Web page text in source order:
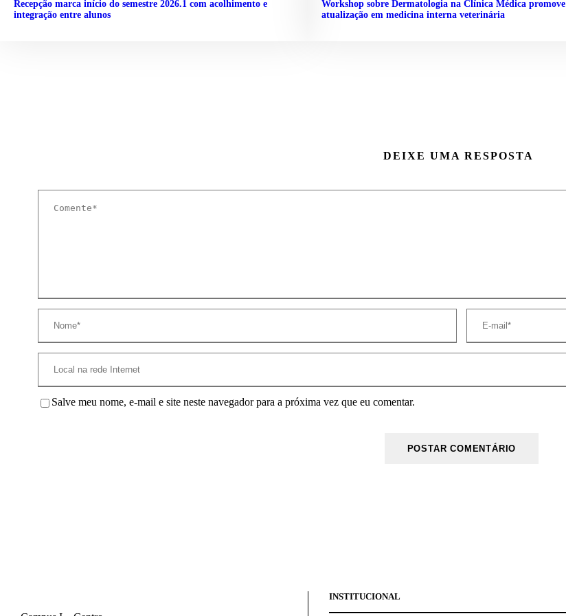
Recepção marca início do semestre 2026.1 com acolhimento e
integração entre alunos
Workshop sobre Dermatologia na Clínica Médica promove
atualização em medicina interna veterinária
DEIXE UMA RESPOSTA
Salve meu nome, e-mail e site neste navegador para a próxima vez que eu comentar.
INSTITUCIONAL